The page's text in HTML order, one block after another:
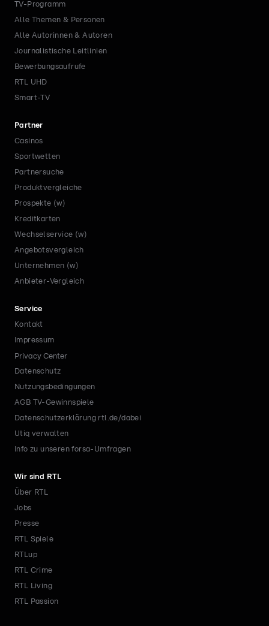
TV-Programm
Alle Themen & Personen
Alle Autorinnen & Autoren
Journalistische Leitlinien
Bewerbungsaufrufe
RTL UHD
Smart-TV
Partner
Casinos
Sportwetten
Partnersuche
Produktvergleiche
Prospekte (w)
Kreditkarten
Wechselservice (w)
Angebotsvergleich
Unternehmen (w)
Anbieter-Vergleich
Service
Kontakt
Impressum
Privacy Center
Datenschutz
Nutzungsbedingungen
AGB TV-Gewinnspiele
Datenschutzerklärung rtl.de/dabei
Utiq verwalten
Info zu unseren forsa-Umfragen
Wir sind RTL
Über RTL
Jobs
Presse
RTL Spiele
RTLup
RTL Crime
RTL Living
RTL Passion